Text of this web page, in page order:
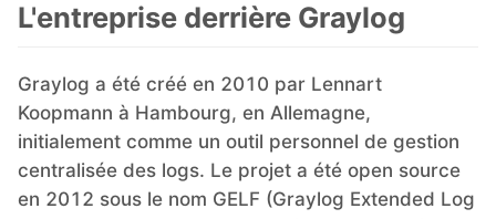
Mosquitto
MySQL
Nextcloud
L'entreprise derrière Graylog
Graylog a été créé en 2010 par Lennart
Koopmann à Hambourg, en Allemagne,
initialement comme un outil personnel de gestion
centralisée des logs. Le projet a été open source
en 2012 sous le nom GELF (Graylog Extended Log